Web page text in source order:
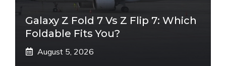
Galaxy Z Fold 7 Vs Z Flip 7: Which
Foldable Fits You?
August 5, 2026